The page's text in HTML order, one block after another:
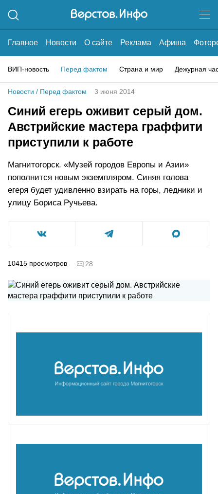
Главное Новости О сайте Реклама Афиша
ВИП-новость Перед фактом Страна и мир Дежурная
Новости / Перед фактом 3 июня 2014
Синий егерь оживит серый дом.
Австрийские мастера граффити
приступили к работе
Магнитогорск. «Музей городов Европы и Азии»
пополнится новым экземпляром. Синяя голова
егеря будет удивленно взирать на горы, ледники и
улицу Бориса Ручьева.
10415 просмотров 28